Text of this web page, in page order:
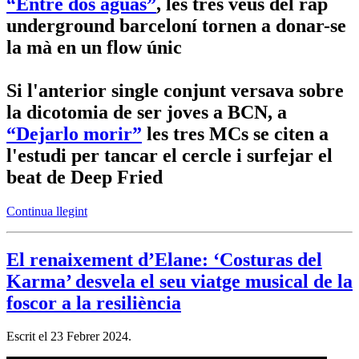
underground barceloní tornen a donar-se
la mà en un flow únic
Si l'anterior single conjunt versava sobre
la dicotomia de ser joves a BCN, a
“Dejarlo morir” les tres MCs se citen a
l'estudi per tancar el cercle i surfejar el
beat de Deep Fried
Continua llegint
El renaixement d’Elane: ‘Costuras del
Karma’ desvela el seu viatge musical de la
foscor a la resiliència
Escrit el 23 Febrer 2024.